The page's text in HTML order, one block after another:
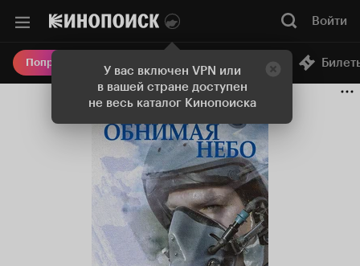
У вас включен VPN или
в вашей стране доступен
не весь каталог Кинопоиска
Войти
Попробовать Плюс Онлайн-кинотеатр